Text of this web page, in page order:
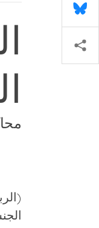
Share this via Bluesky
Share this via مشاركة